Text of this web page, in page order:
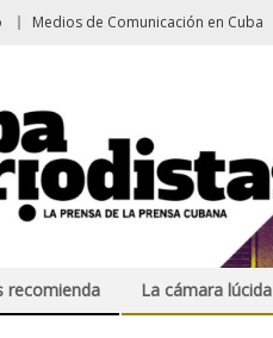
Medios de Comunicación en Cuba
recomienda La cámara lúcida